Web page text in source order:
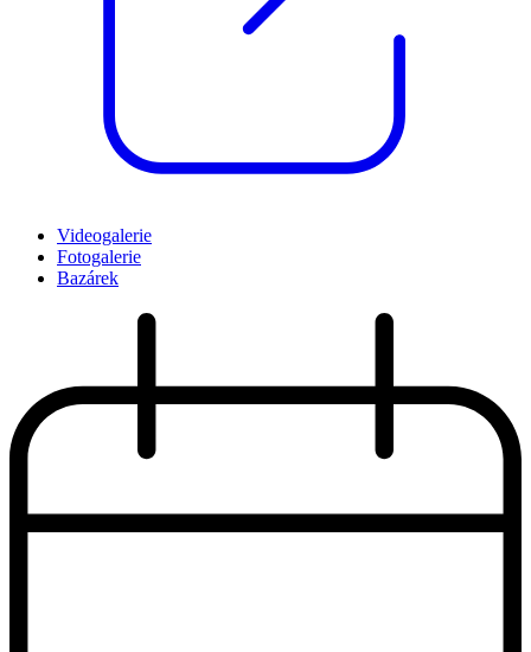
Videogalerie
Fotogalerie
Bazárek